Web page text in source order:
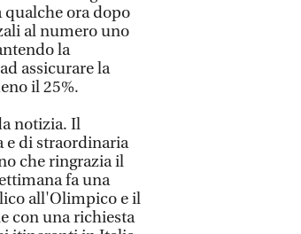
ora dopo
al numero uno
la
assicurare la
il 25%.
notizia. Il
e di straordinaria
che ringrazia il
fa una
all'Olimpico e il
con una richiesta